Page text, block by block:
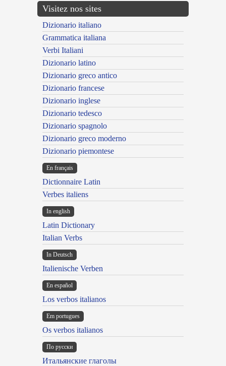
Visitez nos sites
Dizionario italiano
Grammatica italiana
Verbi Italiani
Dizionario latino
Dizionario greco antico
Dizionario francese
Dizionario inglese
Dizionario tedesco
Dizionario spagnolo
Dizionario greco moderno
Dizionario piemontese
En français
Dictionnaire Latin
Verbes italiens
In english
Latin Dictionary
Italian Verbs
In Deutsch
Italienische Verben
En español
Los verbos italianos
Em portugues
Os verbos italianos
По русски
Итальянские глаголы